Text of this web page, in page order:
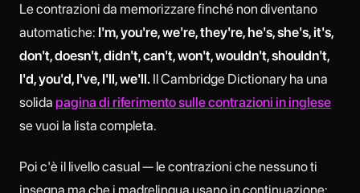
Le contrazioni da memorizzare finché non diventano
automatiche: I'm, you're, we're, they're, he's, she's, it's,
don't, doesn't, didn't, can't, won't, wouldn't, shouldn't,
I'd, you'd, I've, I'll, we'll. Il Cambridge Dictionary ha una
solida pagina di riferimento sulle contrazioni in inglese
se vuoi la lista completa.
Poi c'è il livello casual — le contrazioni che nessuno ti
insegna ma che i madrelingua usano in continuazione: